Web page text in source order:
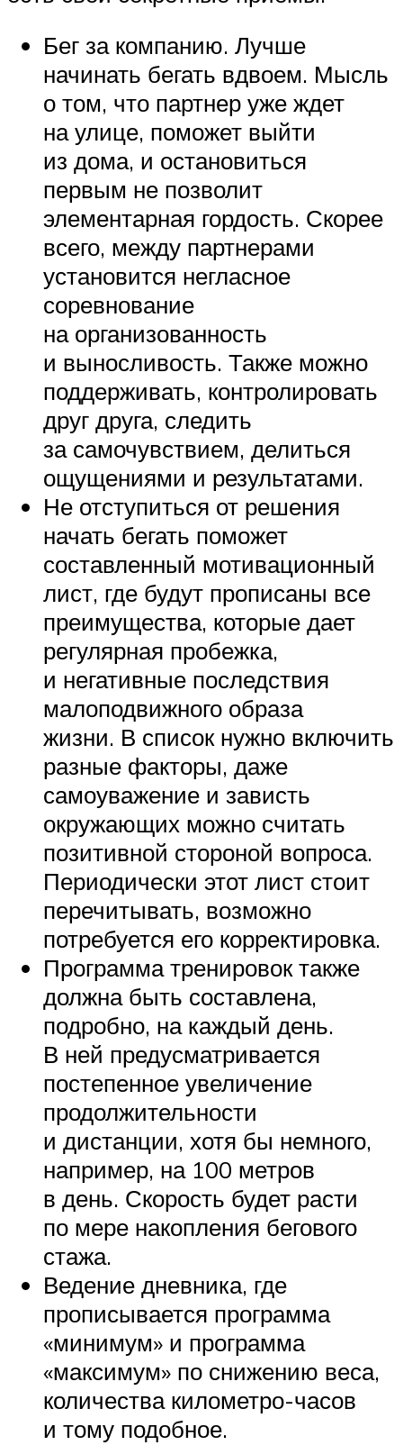
Бег за компанию. Лучше
начинать бегать вдвоем. Мысль
о том, что партнер уже ждет
на улице, поможет выйти
из дома, и остановиться
первым не позволит
элементарная гордость. Скорее
всего, между партнерами
установится негласное
соревнование
на организованность
и выносливость. Также можно
поддерживать, контролировать
друг друга, следить
за самочувствием, делиться
ощущениями и результатами.
Не отступиться от решения
начать бегать поможет
составленный мотивационный
лист, где будут прописаны все
преимущества, которые дает
регулярная пробежка,
и негативные последствия
малоподвижного образа
жизни. В список нужно включить
разные факторы, даже
самоуважение и зависть
окружающих можно считать
позитивной стороной вопроса.
Периодически этот лист стоит
перечитывать, возможно
потребуется его корректировка.
Программа тренировок также
должна быть составлена,
подробно, на каждый день.
В ней предусматривается
постепенное увеличение
продолжительности
и дистанции, хотя бы немного,
например, на 100 метров
в день. Скорость будет расти
по мере накопления бегового
стажа.
Ведение дневника, где
прописывается программа
«минимум» и программа
«максимум» по снижению веса,
количества километро-часов
и тому подобное.